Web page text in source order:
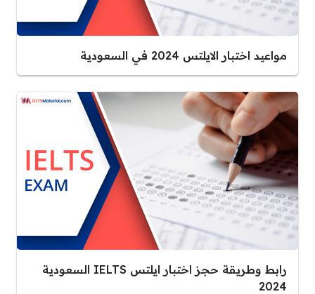
مواعيد اختبار الايلتس 2024 في السعودية
رابط وطريقة حجز اختبار ايلتس IELTS السعودية
2024